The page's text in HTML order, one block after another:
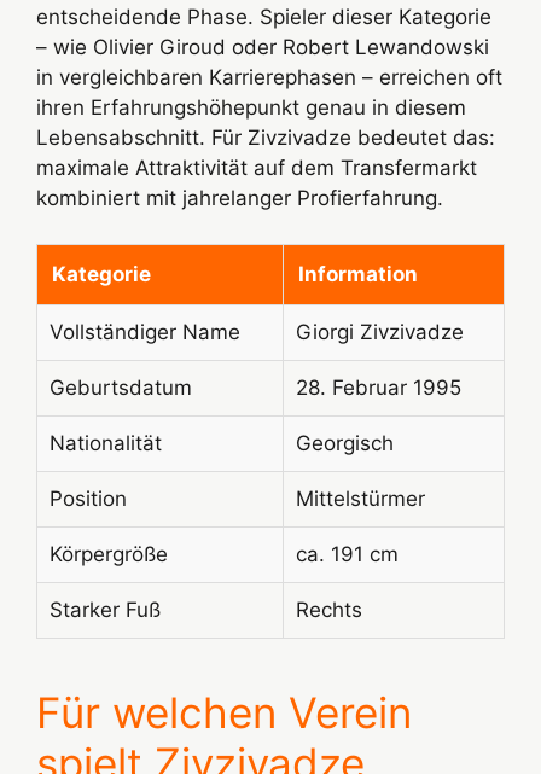
entscheidende Phase. Spieler dieser Kategorie
– wie Olivier Giroud oder Robert Lewandowski
in vergleichbaren Karrierephasen – erreichen oft
ihren Erfahrungshöhepunkt genau in diesem
Lebensabschnitt. Für Zivzivadze bedeutet das:
maximale Attraktivität auf dem Transfermarkt
kombiniert mit jahrelanger Profierfahrung.
Kategorie Information
Vollständiger Name Giorgi Zivzivadze
Geburtsdatum 28. Februar 1995
Nationalität Georgisch
Position Mittelstürmer
Körpergröße ca. 191 cm
Starker Fuß Rechts
Für welchen Verein
spielt Zivzivadze